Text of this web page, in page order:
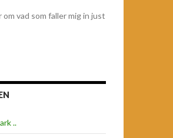
vad som faller mig in just
..